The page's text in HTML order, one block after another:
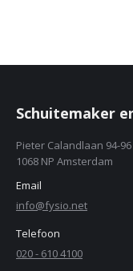
Schuitemaker
Pieter Calandlaan 94-96
1068 NP Amsterdam
Email
info@fysio.net
Telefoon
020 - 610 4100